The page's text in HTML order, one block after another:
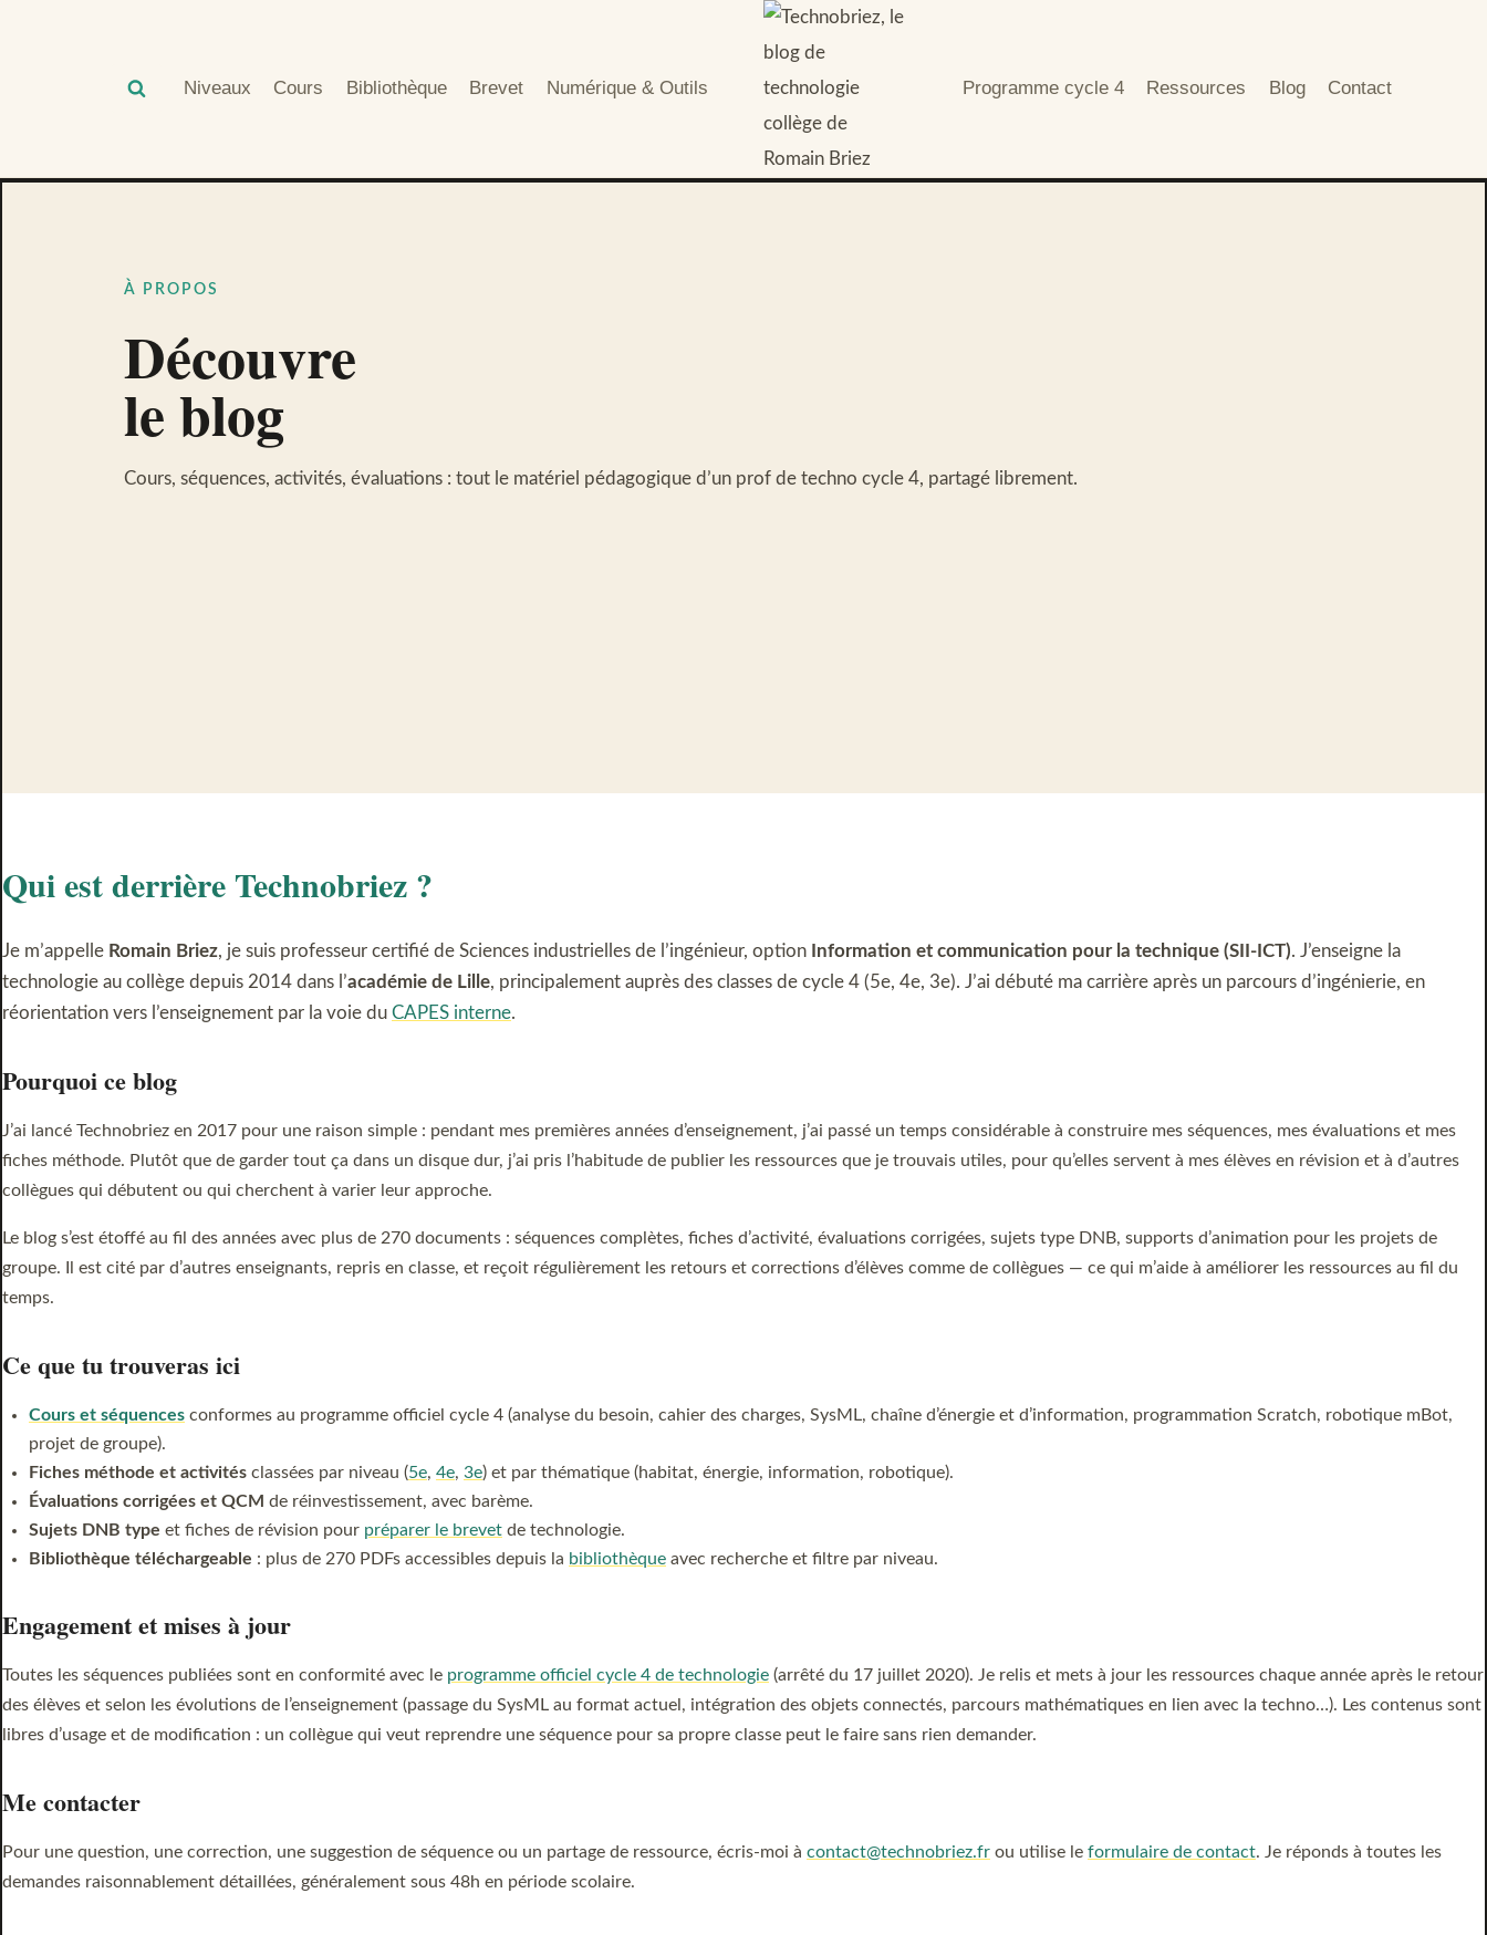
Niveaux Cours Bibliothèque Brevet Numérique & Outils Programme cycle 4 Ressources Blog Contact
À PROPOS​
Découvre
le blog
Cours, séquences, activités, évaluations : tout le matériel pédagogique d’un prof de techno cycle 4, partagé librement.
Qui est derrière Technobriez ?
Je m’appelle Romain Briez, je suis professeur certifié de Sciences industrielles de l’ingénieur, option Information et communication pour la technique (SII-ICT). J’enseigne la
technologie au collège depuis 2014 dans l’académie de Lille, principalement auprès des classes de cycle 4 (5e, 4e, 3e). J’ai débuté ma carrière après un parcours d’ingénierie, en
réorientation vers l’enseignement par la voie du CAPES interne.
Pourquoi ce blog
J’ai lancé Technobriez en 2017 pour une raison simple : pendant mes premières années d’enseignement, j’ai passé un temps considérable à construire mes séquences, mes évaluations et mes
fiches méthode. Plutôt que de garder tout ça dans un disque dur, j’ai pris l’habitude de publier les ressources que je trouvais utiles, pour qu’elles servent à mes élèves en révision et à d’autres
collègues qui débutent ou qui cherchent à varier leur approche.
Le blog s’est étoffé au fil des années avec plus de 270 documents : séquences complètes, fiches d’activité, évaluations corrigées, sujets type DNB, supports d’animation pour les projets de
groupe. Il est cité par d’autres enseignants, repris en classe, et reçoit régulièrement les retours et corrections d’élèves comme de collègues — ce qui m’aide à améliorer les ressources au fil du
temps.
Ce que tu trouveras ici
Cours et séquences conformes au programme officiel cycle 4 (analyse du besoin, cahier des charges, SysML, chaîne d’énergie et d’information, programmation Scratch, robotique mBot,
projet de groupe).
Fiches méthode et activités classées par niveau (5e, 4e, 3e) et par thématique (habitat, énergie, information, robotique).
Évaluations corrigées et QCM de réinvestissement, avec barème.
Sujets DNB type et fiches de révision pour préparer le brevet de technologie.
Bibliothèque téléchargeable : plus de 270 PDFs accessibles depuis la bibliothèque avec recherche et filtre par niveau.
Engagement et mises à jour
Toutes les séquences publiées sont en conformité avec le programme officiel cycle 4 de technologie (arrêté du 17 juillet 2020). Je relis et mets à jour les ressources chaque année après le retour
des élèves et selon les évolutions de l’enseignement (passage du SysML au format actuel, intégration des objets connectés, parcours mathématiques en lien avec la techno…). Les contenus sont
libres d’usage et de modification : un collègue qui veut reprendre une séquence pour sa propre classe peut le faire sans rien demander.
Me contacter
Pour une question, une correction, une suggestion de séquence ou un partage de ressource, écris-moi à contact@technobriez.fr ou utilise le formulaire de contact. Je réponds à toutes les
demandes raisonnablement détaillées, généralement sous 48h en période scolaire.